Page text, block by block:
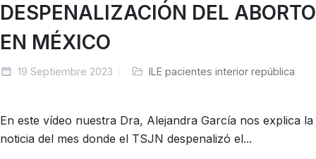
DESPENALIZACIÓN DEL ABORTO
EN MÉXICO
19 Septiembre 2023 ILE pacientes interior república
En este vídeo nuestra Dra, Alejandra García nos explica la
noticia del mes donde el TSJN despenalizó el...